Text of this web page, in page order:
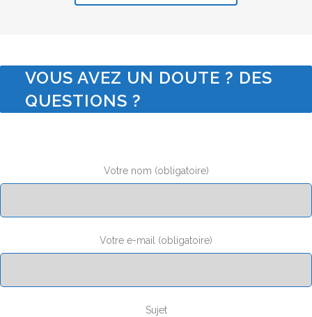
VOUS AVEZ UN DOUTE ? DES
QUESTIONS ?
Votre nom (obligatoire)
Votre e-mail (obligatoire)
Sujet